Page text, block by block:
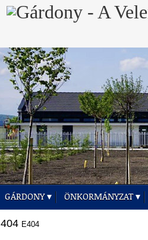
GÁRDONY ÖNKORMÁNYZAT
404 E404